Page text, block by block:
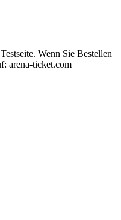
Wenn Sie Bestellen
arena-ticket.com